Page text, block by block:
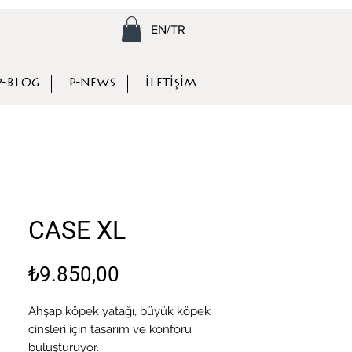
EN/TR
BLOG P-NEWS İLETİŞİM
CASE XL
₺9.850,00
Ahşap köpek yatağı, büyük köpek
cinsleri için tasarım ve konforu
buluşturuyor.